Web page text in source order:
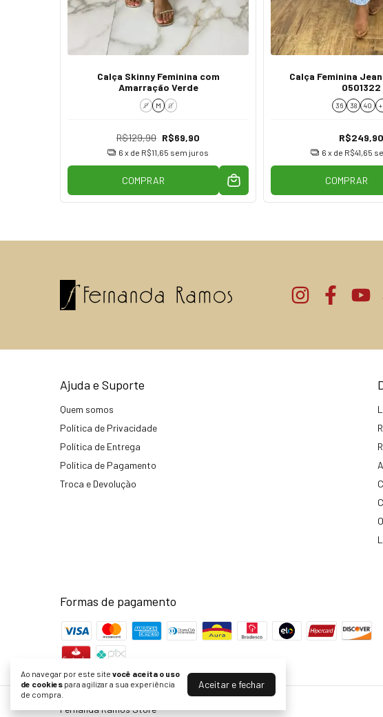
Ao navegar por este site você aceita o uso
de cookies para agilizar a sua experiência
de compra.
Aceitar e fechar
Calça Skinny Feminina com
Amarração Verde
P M G
R$129,90 R$69,90
6 x de R$11,65 sem juros
COMPRAR
Calça Feminina
0501322
36 38 40
R$249,90
6 x de R$41,65
COMPRAR
Ajuda e Suporte
Quem somos
Política de Privacidade
Política de Entrega
Política de Pagamento
Troca e Devolução
Formas de pagamento
Fernanda Ramos Store